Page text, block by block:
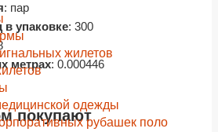
жилетов
одежды
рубашек поло
: пар
в упаковке: 300
метрах: 0.000446
покупают
КОРЗИНУ
КОРЗИНУ
КОРЗИНУ
КОРЗИНУ
КОРЗИНУ
КОРЗИНУ
КОРЗИНУ
КОРЗИНУ